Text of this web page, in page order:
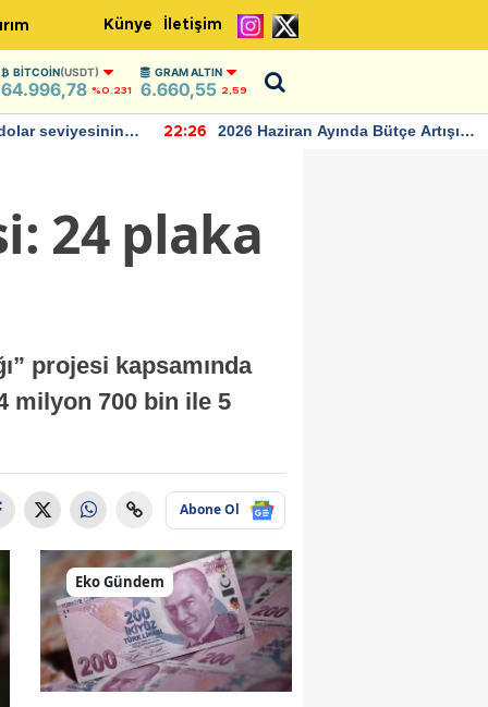
Künye İletişim
BITCOIN(USDT)
64.996,78 %0.231
GRAM ALTIN
6.660,55 2,59
Bütçe Artışı 22:24
TCMB'nin rezervlerinde artan
24 plaka
projesi kapsamında
milyon 700 bin ile 5
Abone Ol
Eko Gündem